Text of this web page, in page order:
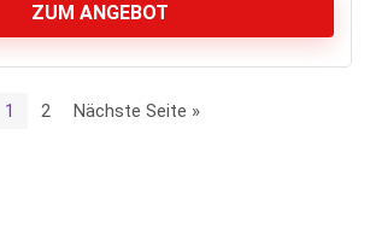
ZUM ANGEBOT
1 2 Nächste Seite »